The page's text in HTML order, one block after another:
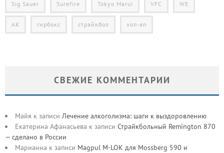
Sig Sauer Surefire Tokyo Marui VFC WE
АК гирбокс страйкбол хоп-ап
СВЕЖИЕ КОММЕНТАРИИ
Майя к записи Лечение алкоголизма: шаги к выздоровлению
Екатерина Афанасьева к записи Страйкбольный Remington 870
— сделано в России
Марианна к записи Magpul M-LOK для Mossberg 590 и